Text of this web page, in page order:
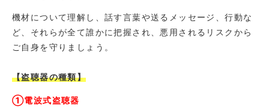
機材について理解し、話す言葉や送るメッセージ、行動な
ど、それらが全て誰かに把握され、悪用されるリスクから
ご自身を守りましょう。
【盗聴器の種類】
①電波式盗聴器